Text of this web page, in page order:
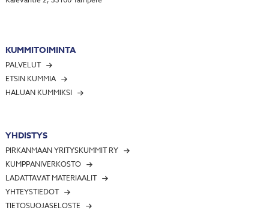
KUMMITOIMINTA
PALVELUT
ETSIN KUMMIA
HALUAN KUMMIKSI
YHDISTYS
PIRKANMAAN YRITYSKUMMIT RY
KUMPPANIVERKOSTO
LADATTAVAT MATERIAALIT
YHTEYSTIEDOT
TIETOSUOJASELOSTE